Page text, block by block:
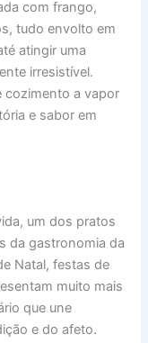
com frango,
tudo envolto em
atingir uma
irresistível.
cozimento a vapor
e sabor em
um dos pratos
da gastronomia da
Natal, festas de
muito mais
que une
e do afeto.